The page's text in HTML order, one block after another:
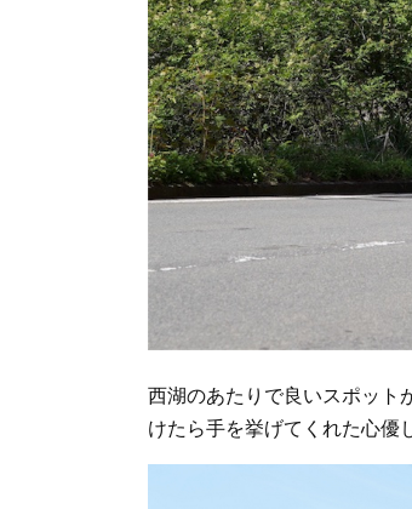
西湖のあたりで良いスポット
けたら手を挙げてくれた心優